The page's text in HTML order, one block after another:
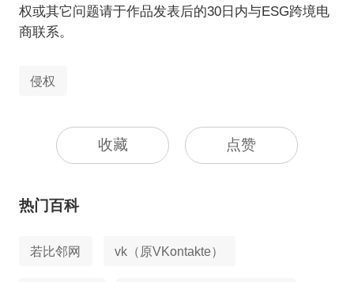
权或其它问题请于作品发表后的30日内与ESG跨境电
商联系。
侵权
收藏 点赞
热门百科
若比邻网 vk（原VKontakte）